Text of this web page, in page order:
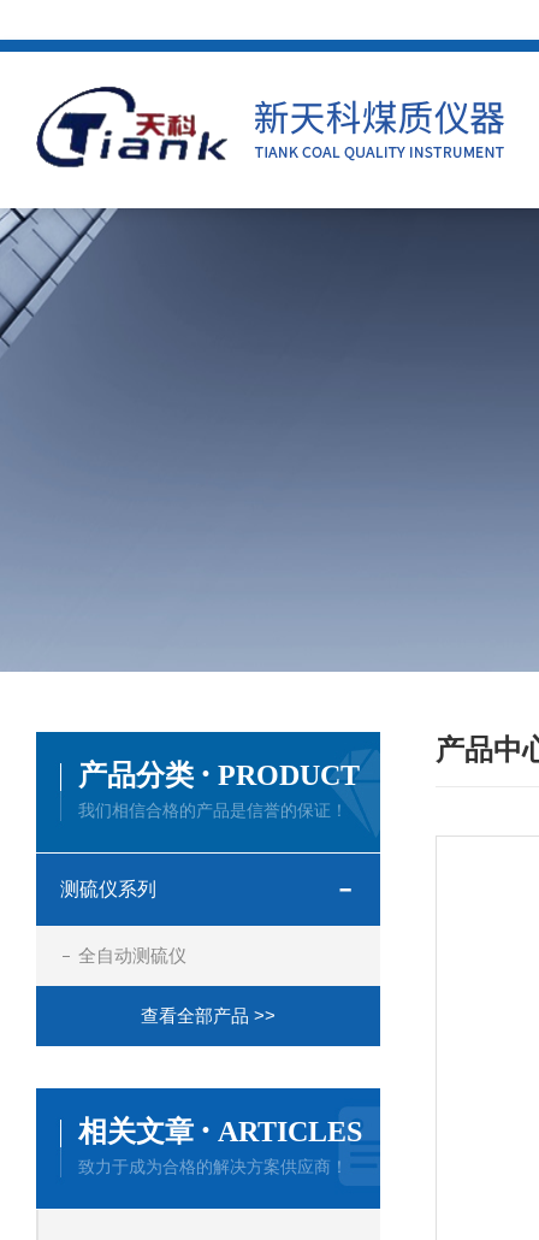
产品中
产品分类 · PRODUCT
我们相信合格的产品是信誉的保证！
测硫仪系列
全自动测硫仪
查看全部产品 >>
相关文章 · ARTICLES
致力于成为合格的解决方案供应商！